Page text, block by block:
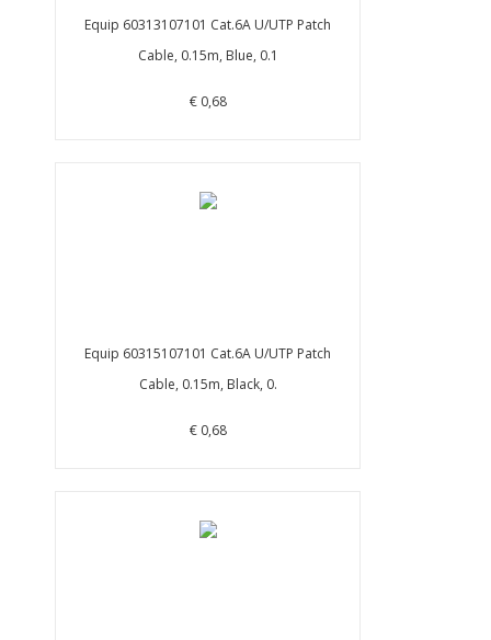
Equip 60313107101 Cat.6A U/UTP Patch
Cable, 0.15m, Blue, 0.1
€ 0,68
Equip 60315107101 Cat.6A U/UTP Patch
Cable, 0.15m, Black, 0.
€ 0,68